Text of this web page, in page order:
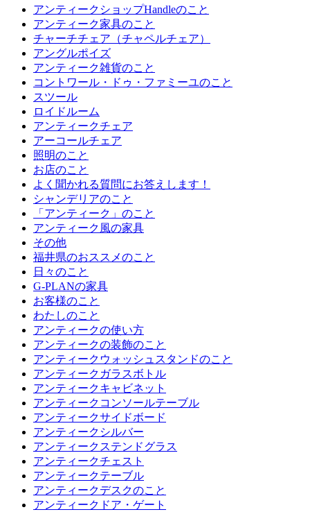
アンティークショップHandleのこと
アンティーク家具のこと
チャーチチェア（チャペルチェア）
アングルポイズ
アンティーク雑貨のこと
コントワール・ドゥ・ファミーユのこと
スツール
ロイドルーム
アンティークチェア
アーコールチェア
照明のこと
お店のこと
よく聞かれる質問にお答えします！
シャンデリアのこと
「アンティーク」のこと
アンティーク風の家具
その他
福井県のおススメのこと
日々のこと
G-PLANの家具
お客様のこと
わたしのこと
アンティークの使い方
アンティークの装飾のこと
アンティークウォッシュスタンドのこと
アンティークガラスボトル
アンティークキャビネット
アンティークコンソールテーブル
アンティークサイドボード
アンティークシルバー
アンティークステンドグラス
アンティークチェスト
アンティークテーブル
アンティークデスクのこと
アンティークドア・ゲート